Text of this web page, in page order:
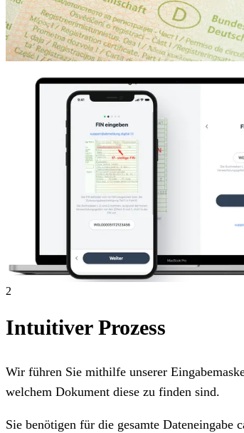
2
Intuitiver Prozess
Wir führen Sie mithilfe unserer
welchem Dokument diese zu finden sind.
Sie benötigen für die gesamte Dateneingabe